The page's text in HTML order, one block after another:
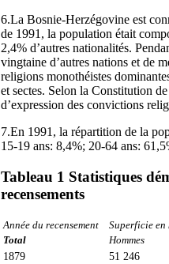
6.La Bosnie-Herzégovine est
de 1991, la population était
2,4% d’autres nationalités.
vingtaine d’autres nations et de
religions monothéistes
et sectes. Selon la Constitution
d’expression des convictions
7.En 1991, la répartition de la
15-19 ans: 8,4%; 20-64 ans:
Tableau 1 Statistiques
recensements
Année du recensement Superficie en
Total
Hommes
1879 51 246